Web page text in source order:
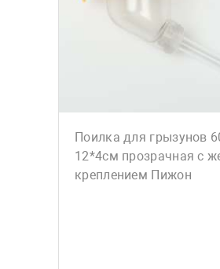
Поилка для грызунов
12*4см прозрачная с
креплением Пижон